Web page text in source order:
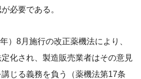
必要である。
）8月施行の改正薬機法により、
化され、製造販売業者はその意見
じる義務を負う（薬機法第17条